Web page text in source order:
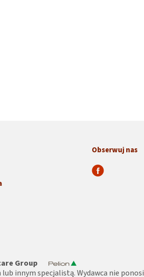
Obserwuj nas
Group
innym specjalistą. Wydawca nie ponosi